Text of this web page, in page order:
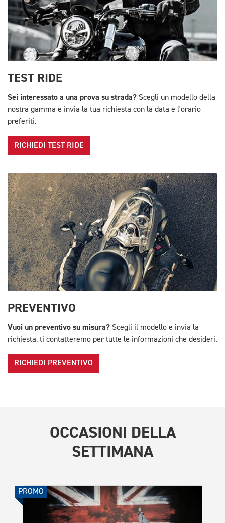
TEST RIDE
Sei interessato a una prova su strada? Scegli un modello della
nostra gamma e invia la tua richiesta con la data e l'orario
preferiti.
RICHIEDI TEST RIDE
PREVENTIVO
Vuoi un preventivo su misura? Scegli il modello e invia la
richiesta, ti contatteremo per tutte le informazioni che desideri.
RICHIEDI PREVENTIVO
OCCASIONI DELLA
SETTIMANA
PROMO